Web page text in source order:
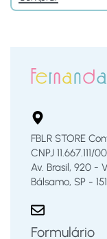
FBLR STORE
CNPJ 11.667.111/
Av. Brasil, 920 -
Bálsamo, SP -
Formulário